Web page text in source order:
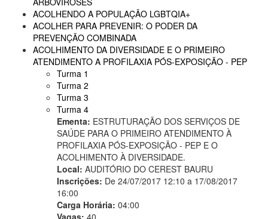
ACOLHENDO A POPULAÇÃO LGBTQIA+
ACOLHER PARA PREVENIR: O PODER DA
PREVENÇÃO COMBINADA
ACOLHIMENTO DA DIVERSIDADE E O PRIMEIRO
ATENDIMENTO A PROFILAXIA PÓS-EXPOSIÇÃO - PEP
Turma 1
Turma 2
Turma 3
Turma 4
Ementa: ESTRUTURAÇÃO DOS SERVIÇOS DE
SAÚDE PARA O PRIMEIRO ATENDIMENTO À
PROFILAXIA PÓS-EXPOSIÇÃO - PEP E O
ACOLHIMENTO À DIVERSIDADE.
Local: AUDITÓRIO DO CEREST BAURU
Inscrições: De 24/07/2017 12:10 a 17/08/2017
16:00
Carga Horária: 04:00
Vagas: 40